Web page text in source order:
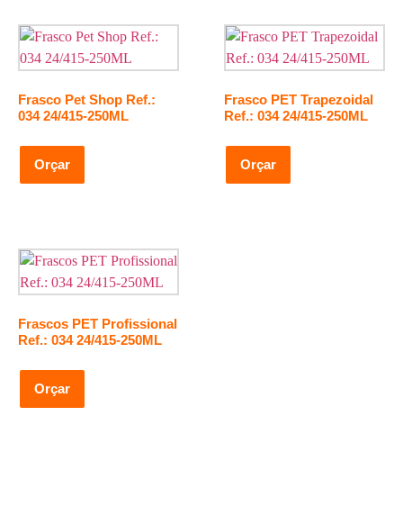
Frasco Pet Shop Ref.:
034 24/415-250ML
Orçar
Frasco PET Trapezoidal
Ref.: 034 24/415-250ML
Orçar
Frascos PET Profissional
Ref.: 034 24/415-250ML
Orçar